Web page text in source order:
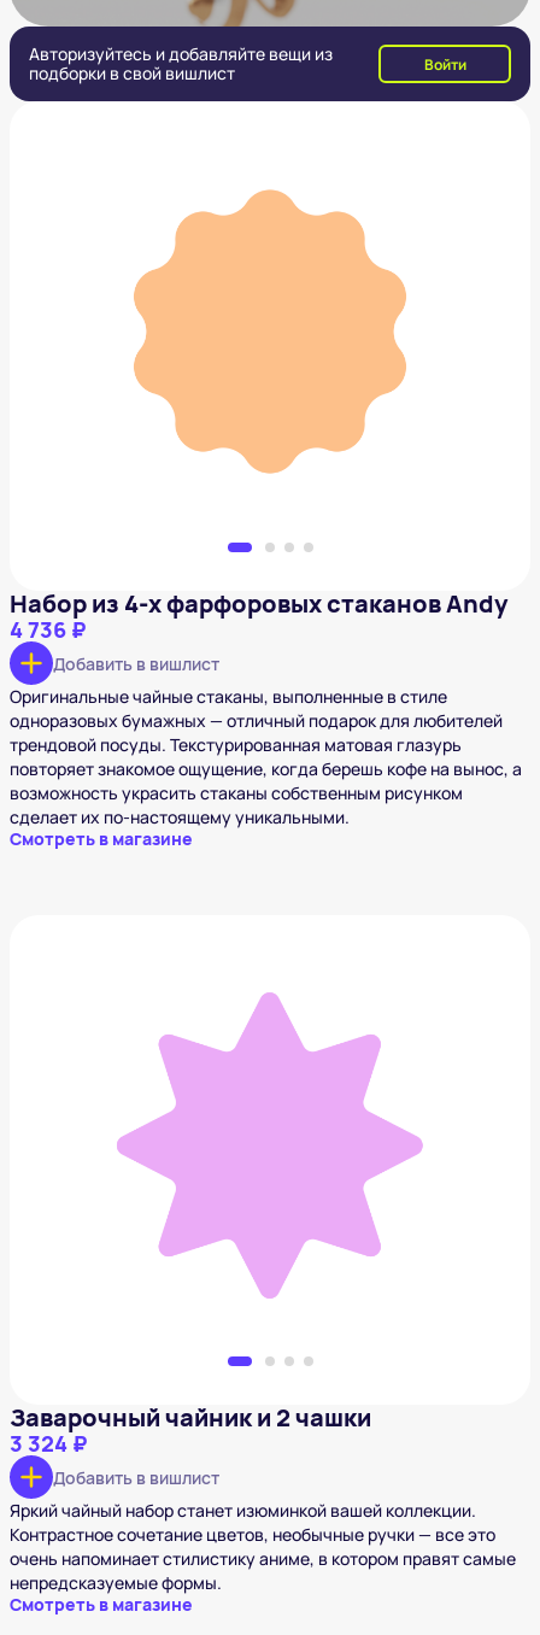
Авторизуйтесь и добавляйте вещи из
подборки в свой вишлист
Войти
Набор из 4-х фарфоровых стаканов Andy
Набор из 4-х фарфоровых стаканов Andy
4 736 ₽
Добавить в вишлист
Оригинальные чайные стаканы, выполненные в стиле
одноразовых бумажных — отличный подарок для любителей
трендовой посуды. Текстурированная матовая глазурь
повторяет знакомое ощущение, когда берешь кофе на вынос, а
возможность украсить стаканы собственным рисунком
сделает их по-настоящему уникальными.
Смотреть в магазине
Заварочный чайник и 2 чашки
3 324 ₽
Добавить в вишлист
Яркий чайный набор станет изюминкой вашей коллекции.
Контрастное сочетание цветов, необычные ручки — все это
очень напоминает стилистику аниме, в котором правят самые
непредсказуемые формы.
Смотреть в магазине